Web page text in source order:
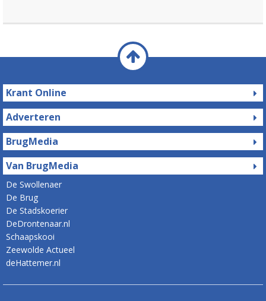
Krant Online
Adverteren
BrugMedia
Van BrugMedia
De Swollenaer
De Brug
De Stadskoerier
DeDrontenaar.nl
Schaapskooi
Zeewolde Actueel
deHattemer.nl